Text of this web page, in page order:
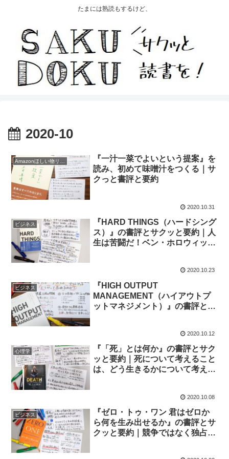
たまには熟読もするけど、
2020-10
『一汁一菜でよいという提案』を
読み、初めて味噌汁をつくる｜サ
クっと書評と要約
2020.10.31
ビジネス
『HARD THINGS（ハードシング
ス）』の書評とサクッと要約｜人
生は苦闘だ！ベン・ホロウィッツ
2020.10.23
ビジネス
『HIGH OUTPUT
MANAGEMENT（ハイアウトプ
ットマネジメント）』の書評とサ
2020.10.12
心理学
『「死」とは何か』の書評とサク
ッと要約｜死について考えること
は、どう生きるかについて考える
2020.10.08
ビジネス
『ゼロ・トゥ・ワン 君はゼロか
ら何を生み出せるか』の書評とサ
クッと要約｜競争ではなく独占せ